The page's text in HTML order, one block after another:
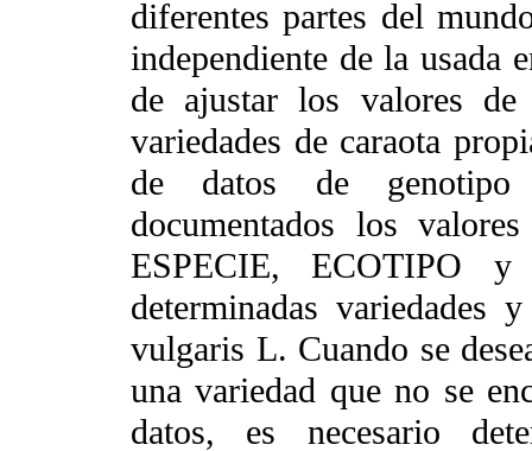
diferentes partes del
independiente de la usada
de ajustar los valores
variedades de caraota
de datos de genotipo
documentados los
ESPECIE, ECOTIPO y
determinadas variedades
vulgaris L. Cuando se
una variedad que no se
datos, es necesario